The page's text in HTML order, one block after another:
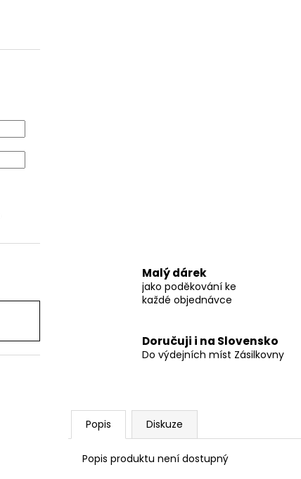
Malý dárek
jako poděkování ke
každé objednávce
Doručuji i na Slovensko
Do výdejních míst Zásilkovny
Popis Diskuze
Popis produktu není dostupný